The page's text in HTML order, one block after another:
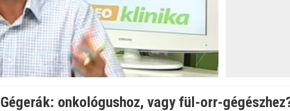
Betöltve
0%
Gégerák: onkológushoz, vagy fül-orr-